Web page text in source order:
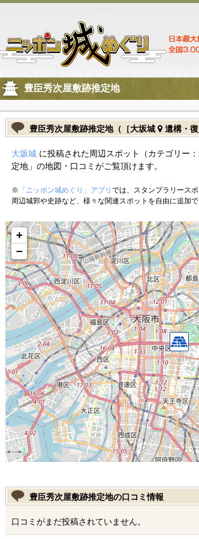
豊臣秀次屋敷跡推定地
豊臣秀次屋敷跡推定地（［大坂城 遺構・復
大坂城に投稿された周辺スポット（カテゴリー
定地」の地図・口コミがご覧頂けます。
※ 「ニッポン城めぐり」アプリ では、スタンプラリース
周辺城郭や史跡など、様々な関連スポットを自由に追加で
+
−
豊臣秀次屋敷跡推定地の口コミ情報
口コミがまだ投稿されていません。